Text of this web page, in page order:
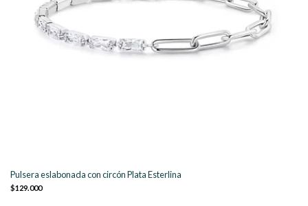
Pulsera eslabonada con circón Plata Esterlina
$129.000